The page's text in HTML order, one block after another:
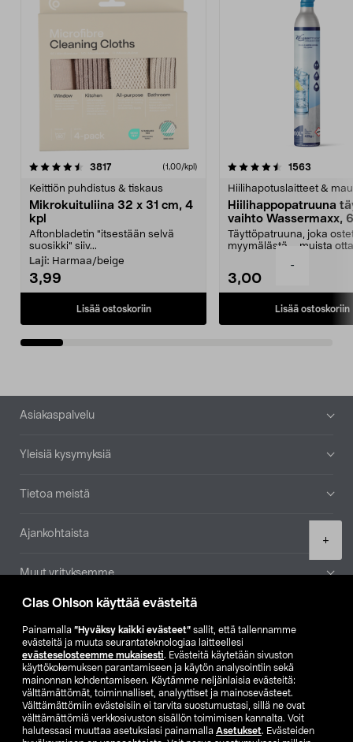
Clas Ohlson käyttää evästeitä
Painamalla ”Hyväksy kaikki evästeet” sallit, että tallennamme
evästeitä ja muuta seurantateknologiaa laitteellesi
evästeselosteemme mukaisesti. Evästeitä käytetään sivuston
käyttökokemuksen parantamiseen ja käytön analysointiin sekä
mainonnan kohdentamiseen. Käytämme neljänlaisia evästeitä:
välttämättömät, toiminnalliset, analyyttiset ja mainosevästeet.
Välttämättömiin evästeisiin ei tarvita suostumustasi, sillä ne ovat
välttämättömiä verkkosivuston sisällön toimimisen kannalta. Voit
halutessasi muuttaa asetuksiasi painamalla Asetukset. Evästeiden
-
+
3817arvostelut (1,00/kpl)
Keittiön puhdistus & tiskaus
Mikrokuituliina 32 x 31 cm, 4
kpl
Aftonbladetin "itsestään selvä
suosikki" siiv...
Laji: Harmaa/beige
3,99
Lisää ostoskoriin
4.5viidestä
1563
Hiilihapotuslaitteet &
Hiilihappopatruuna
vaihto Wassermaxx,
Täyttöpatruuna, joka
myymälästä – muista
3,00
Lisää ostoskoriin
4.5viidestä
Alatunniste
Asiakaspalvelu
Yleisiä kysymyksiä
Tietoa meistä
Ajankohtaista
Muut yrityksemme
Etsi myymälä
SE NO FI
FI SV